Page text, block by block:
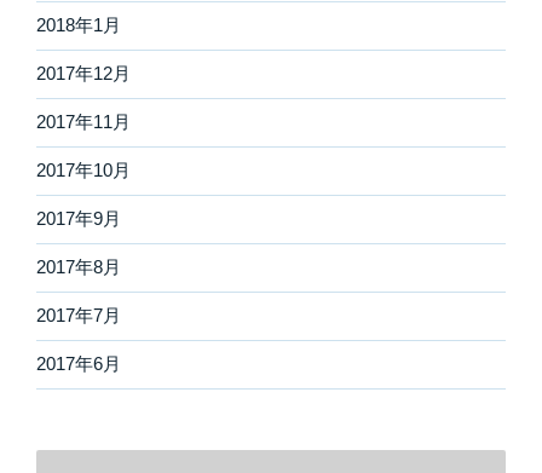
2018年1月
2017年12月
2017年11月
2017年10月
2017年9月
2017年8月
2017年7月
2017年6月